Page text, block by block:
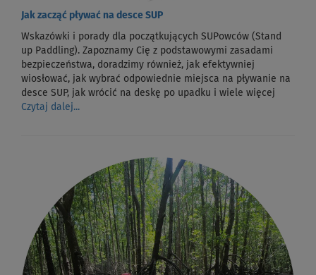
Jak zacząć pływać na desce SUP
Wskazówki i porady dla początkujących SUPowców (Stand
up Paddling). Zapoznamy Cię z podstawowymi zasadami
bezpieczeństwa, doradzimy również, jak efektywniej
wiosłować, jak wybrać odpowiednie miejsca na pływanie na
desce SUP, jak wrócić na deskę po upadku i wiele więcej
Czytaj dalej...